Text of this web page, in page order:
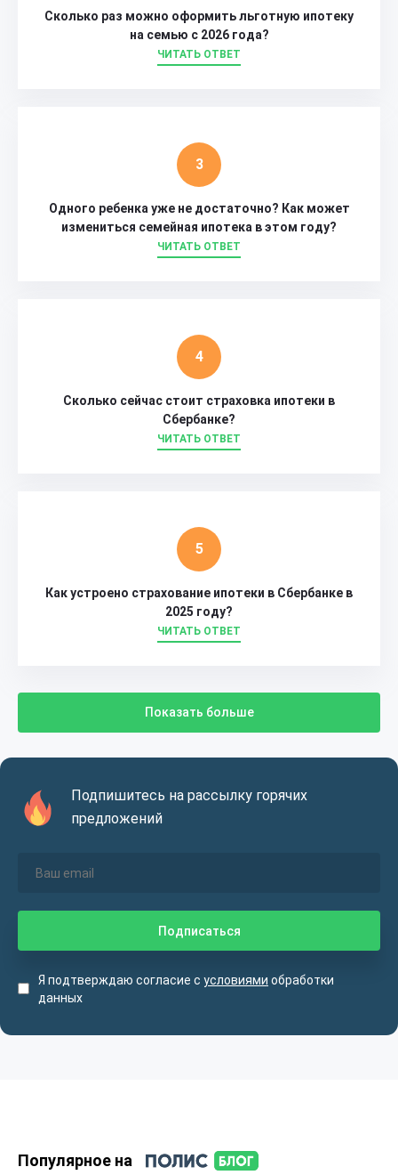
Сколько раз можно оформить льготную ипотеку
на семью с 2026 года?
ЧИТАТЬ ОТВЕТ
Одного ребенка уже не достаточно? Как может
измениться семейная ипотека в этом году?
ЧИТАТЬ ОТВЕТ
Сколько сейчас стоит страховка ипотеки в
Сбербанке?
ЧИТАТЬ ОТВЕТ
Как устроено страхование ипотеки в Сбербанке в
2025 году?
ЧИТАТЬ ОТВЕТ
Показать больше
Подпишитесь на рассылку горячих
предложений
Я подтверждаю согласие с условиями обработки
данных
Популярное на